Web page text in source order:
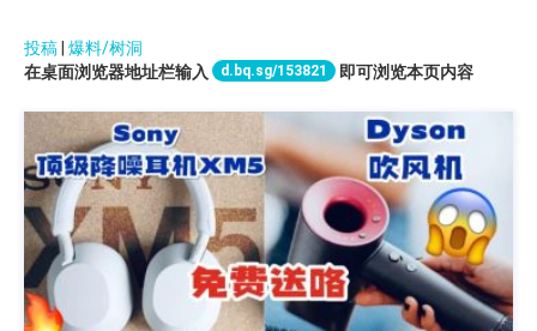
投稿 爆料/树洞
在桌面浏览器地址栏输入
d.bq.sg/153821 即可浏览本页内容